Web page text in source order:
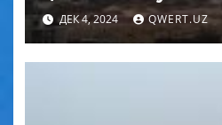
жойлар ажратилади
ДЕК 4, 2024 QWERT.UZ